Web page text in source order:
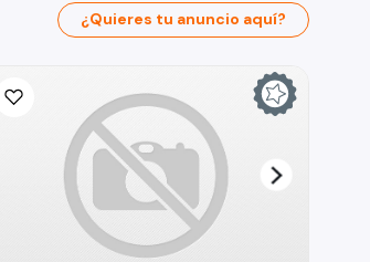
¿Quieres tu anuncio aquí?